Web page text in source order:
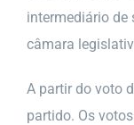
intermediário de
câmara
A partir do voto
partido. Os